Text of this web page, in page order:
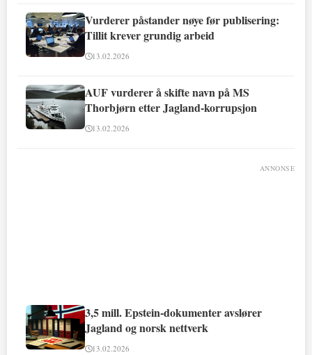
Vurderer påstander nøye før publisering:
Tillit krever grundig arbeid
13.02.2026
AUF vurderer å skifte navn på MS
Thorbjørn etter Jagland-korrupsjon
13.02.2026
ANNONSE
3,5 mill. Epstein-dokumenter avslører
Jagland og norsk nettverk
13.02.2026